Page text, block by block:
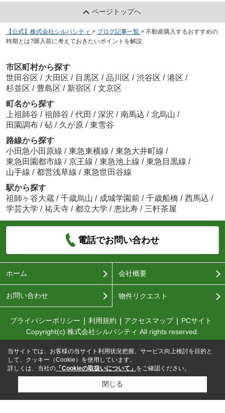
ページトップへ
【公式】株式会社シルバシティ > ブログ記事一覧 > 不動産購入するおすすめの
時期とは?購入前に考えておきたいポイントを解説
市区町村から探す
世田谷区 / 大田区 / 目黒区 / 品川区 / 渋谷区 / 港区 /
杉並区 / 豊島区 / 新宿区 / 文京区
町名から探す
上祖師谷 / 祖師谷 / 代田 / 深沢 / 南馬込 / 北烏山 /
田園調布 / 砧 / 久が原 / 東雪谷
路線から探す
小田急小田原線 / 東急東横線 / 東急大井町線 /
東急田園都市線 / 京王線 / 東急池上線 / 東急目黒線 /
山手線 / 都営浅草線 / 東急世田谷線
駅から探す
祖師ヶ谷大蔵 / 千歳烏山 / 成城学園前 / 千歳船橋 / 西馬込 /
学芸大学 / 祐天寺 / 都立大学 / 恵比寿 / 三軒茶屋
電話でお問い合わせ
ホーム 会社概要
お問い合わせ 物件リクエスト
プライバシーポリシー 利用規約 アクセスマップ
PCサイト
Copyright(c) 株式会社シルバシティ All rights reserved.
当サイトでは、お客様の当サイト利用状況把握、サービス向上検討を目的と
して、クッキー（Cookie）を使用しています。
詳しくは、当社の 「Cookieの取扱いについて」 をご確認ください。
閉じる